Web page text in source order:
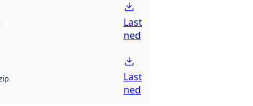
Last
ned
Last
ned